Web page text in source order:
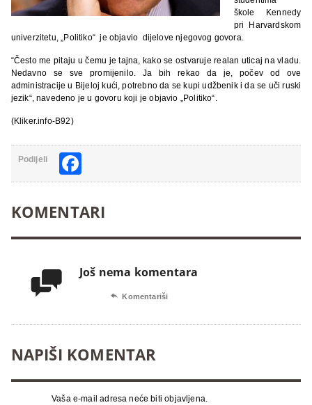
škole Kennedy
pri Harvardskom
univerzitetu, „Politiko“ je objavio dijelove njegovog govora.
“Često me pitaju u čemu je tajna, kako se ostvaruje realan uticaj na vladu.
Nedavno se sve promijenilo. Ja bih rekao da je, počev od ove
administracije u Bijeloj kući, potrebno da se kupi udžbenik i da se uči ruski
jezik“, navedeno je u govoru koji je objavio „Politiko“.
(Kliker.info-B92)
Podijeli
KOMENTARI
 Još nema komentara
 Komentariši
NAPIŠI KOMENTAR
Vaša e-mail adresa neće biti objavljena.